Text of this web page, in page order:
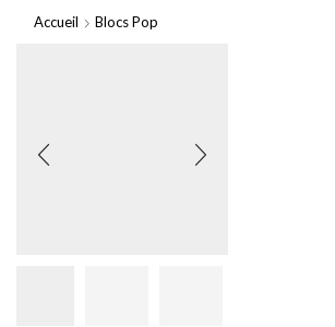
Accueil Blocs Pop